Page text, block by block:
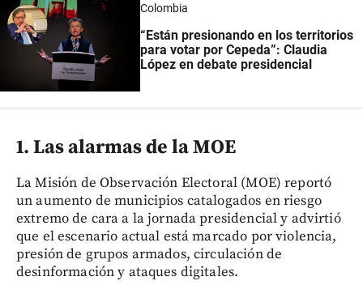
Colombia
“Están presionando en los territorios
para votar por Cepeda”: Claudia
López en debate presidencial
1. Las alarmas de la MOE
La Misión de Observación Electoral (MOE) reportó
un aumento de municipios catalogados en riesgo
extremo de cara a la jornada presidencial y advirtió
que el escenario actual está marcado por violencia,
presión de grupos armados, circulación de
desinformación y ataques digitales.